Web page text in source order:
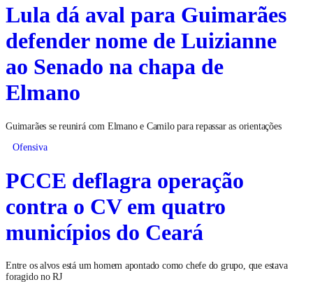
Lula dá aval para Guimarães
defender nome de Luizianne
ao Senado na chapa de
Elmano
Guimarães se reunirá com Elmano e Camilo para repassar as orientações
Ofensiva
PCCE deflagra operação
contra o CV em quatro
municípios do Ceará
Entre os alvos está um homem apontado como chefe do grupo, que estava
foragido no RJ